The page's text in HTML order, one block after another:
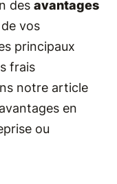
des avantages
de vos
principaux
frais
notre article
en
ou